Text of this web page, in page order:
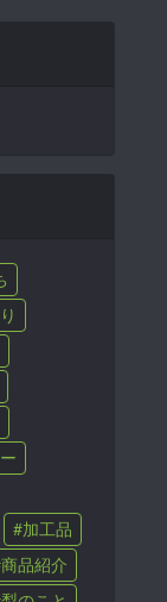
加工品
商品紹介